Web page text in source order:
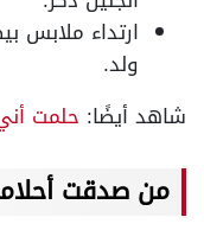
ارتداء ملابس
ولد.
شاهد أيضًا: حلمت
من صدقت